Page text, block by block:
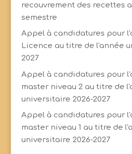
recouvrement des recettes
semestre
Appel à candidatures pour
Licence au titre de l'année
2027
Appel à candidatures pour
master niveau 2 au titre de
universitaire 2026-2027
Appel à candidatures pour
master niveau 1 au titre de
universitaire 2026-2027